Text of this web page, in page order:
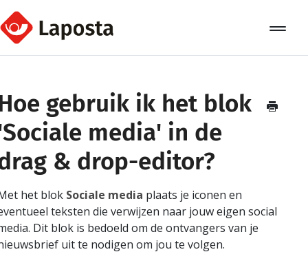
Toggle
Over Laposta
Relaties
Campagnes
Automation
Koppelingen
gebruik ik het blok
media' in de
& drop-editor?
het blok Sociale media plaats je iconen en
teksten die verwijzen naar jouw eigen social
Dit blok is bedoeld om de ontvangers van je
uit te nodigen om jou te volgen.